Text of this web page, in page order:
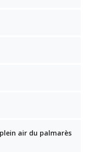
air du palmarès